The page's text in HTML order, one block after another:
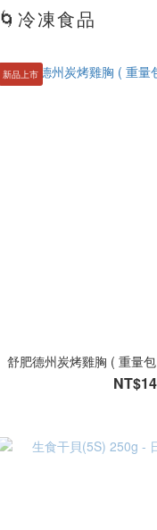
🌀冷凍食品
新品上市
舒肥德州炭烤雞胸 ( 重量